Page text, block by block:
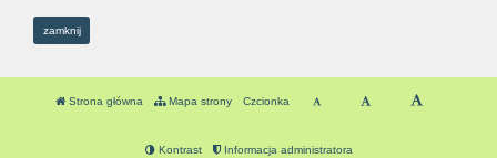
zamknij
Strona główna Mapa strony Czcionka
Kontrast Informacja administratora